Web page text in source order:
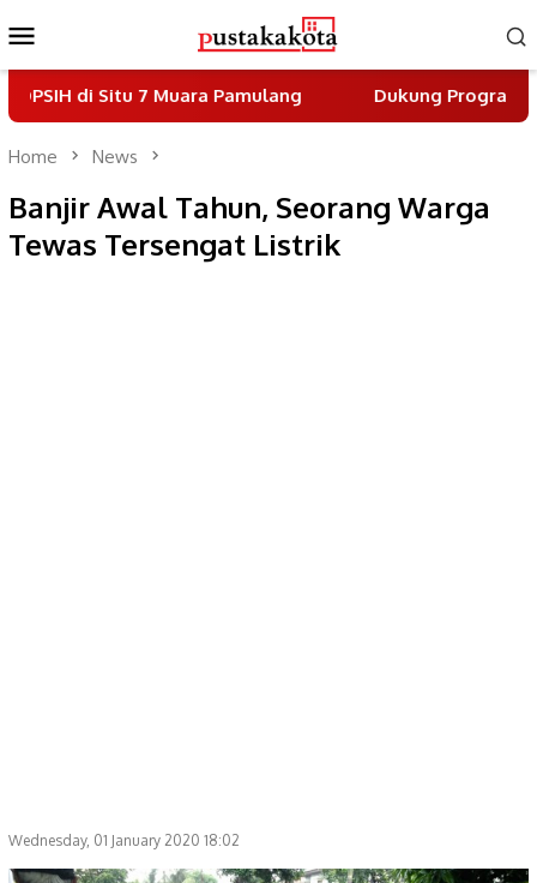
to
contentMenu
7 Muara Pamulang Dukung Program Indonesia
Home News
Banjir Awal Tahun, Seorang Warga
Tewas Tersengat Listrik
Wednesday, 01 January 2020 18:02